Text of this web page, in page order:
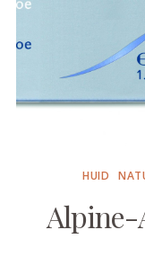
HUID
Alpine-